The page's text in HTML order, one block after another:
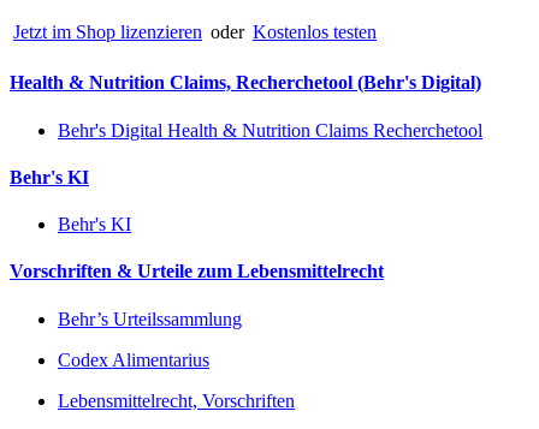
Jetzt im Shop lizenzieren oder Kostenlos testen
Health & Nutrition Claims, Recherchetool (Behr's Digital)
Behr's Digital Health & Nutrition Claims Recherchetool
Behr's KI
Behr's KI
Vorschriften & Urteile zum Lebensmittelrecht
Behr’s Urteilssammlung
Codex Alimentarius
Lebensmittelrecht, Vorschriften